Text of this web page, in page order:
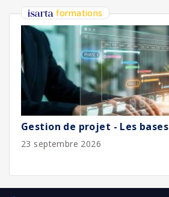
formations
Gestion de projet - Les bases
23 septembre 2026